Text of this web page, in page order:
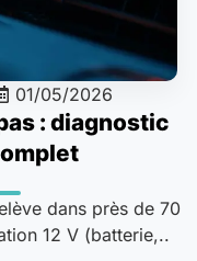
01/05/2026
: diagnostic
dans près de 70
12 V (batterie,..